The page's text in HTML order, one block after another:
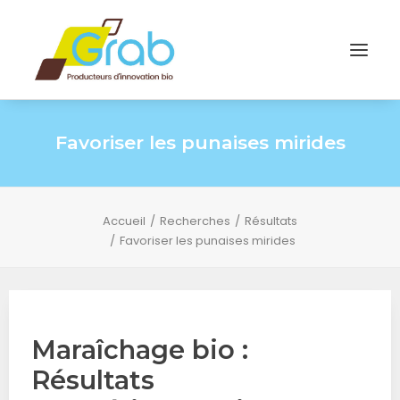
Favoriser les punaises mirides
Accueil Recherches
Résultats
Favoriser les punaises mirides
Maraîchage bio :
Résultats